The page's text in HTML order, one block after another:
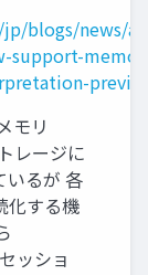
blogs/news/
support-
モリ
レージに
いるが 各
化する機
ッショ